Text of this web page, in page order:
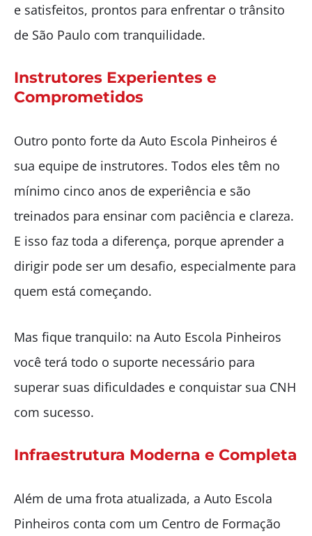
e satisfeitos, prontos para enfrentar o trânsito
de São Paulo com tranquilidade.
Instrutores Experientes e
Comprometidos
Outro ponto forte da Auto Escola Pinheiros é
sua equipe de instrutores. Todos eles têm no
mínimo cinco anos de experiência e são
treinados para ensinar com paciência e clareza.
E isso faz toda a diferença, porque aprender a
dirigir pode ser um desafio, especialmente para
quem está começando.
Mas fique tranquilo: na Auto Escola Pinheiros
você terá todo o suporte necessário para
superar suas dificuldades e conquistar sua CNH
com sucesso.
Infraestrutura Moderna e Completa
Além de uma frota atualizada, a Auto Escola
Pinheiros conta com um Centro de Formação